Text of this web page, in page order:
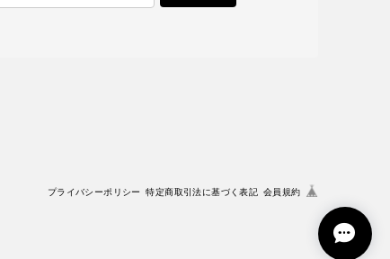
プライバシーポリシー 特定商取引法に基づく表記 会員規約